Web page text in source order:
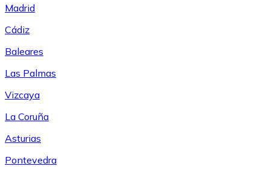
Madrid
Cádiz
Baleares
Las Palmas
Vizcaya
La Coruña
Asturias
Pontevedra